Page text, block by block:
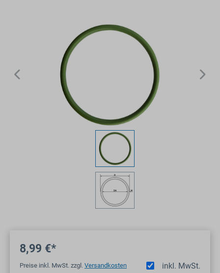
8,99 €*
inkl. MwSt.
Preise inkl. MwSt. zzgl. Versandkosten